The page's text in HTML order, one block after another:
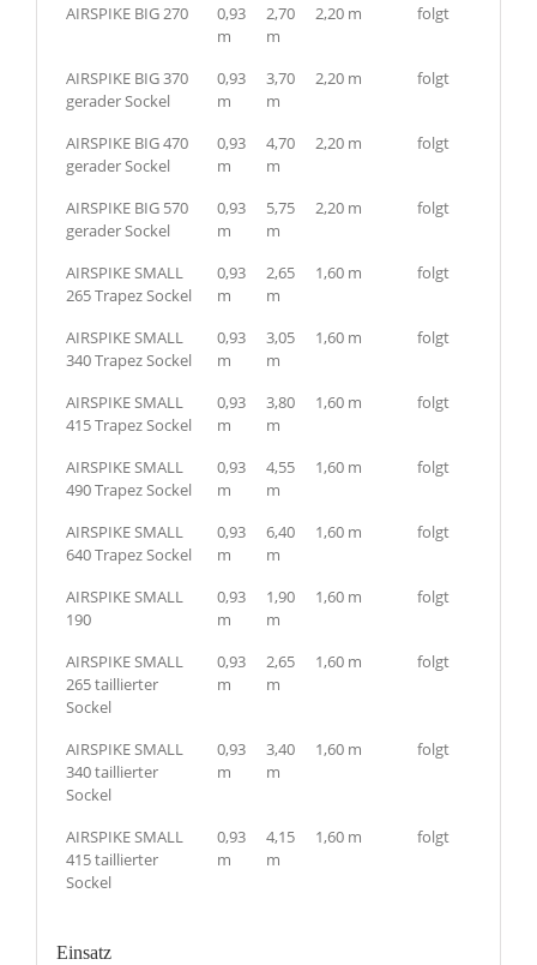
AIRSPIKE BIG 270
0,93
m
2,70
m
2,20 m folgt
AIRSPIKE BIG 370
gerader Sockel
0,93
m
3,70
m
2,20 m folgt
AIRSPIKE BIG 470
gerader Sockel
0,93
m
4,70
m
2,20 m folgt
AIRSPIKE BIG 570
gerader Sockel
0,93
m
5,75
m
2,20 m folgt
AIRSPIKE SMALL
265 Trapez Sockel
0,93
m
2,65
m
1,60 m folgt
AIRSPIKE SMALL
340 Trapez Sockel
0,93
m
3,05
m
1,60 m folgt
AIRSPIKE SMALL
415 Trapez Sockel
0,93
m
3,80
m
1,60 m folgt
AIRSPIKE SMALL
490 Trapez Sockel
0,93
m
4,55
m
1,60 m folgt
AIRSPIKE SMALL
640 Trapez Sockel
0,93
m
6,40
m
1,60 m folgt
AIRSPIKE SMALL
190
0,93
m
1,90
m
1,60 m folgt
AIRSPIKE SMALL
265 taillierter
Sockel
0,93
m
2,65
m
1,60 m folgt
AIRSPIKE SMALL
340 taillierter
Sockel
0,93
m
3,40
m
1,60 m folgt
AIRSPIKE SMALL
415 taillierter
Sockel
0,93
m
4,15
m
1,60 m folgt
Einsatz